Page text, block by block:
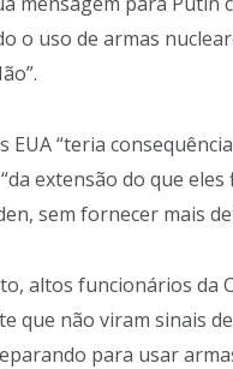
o uso de armas
EUA “teria
extensão do que eles
sem fornecer mais
altos funcionários da
que não viram sinais
para usar